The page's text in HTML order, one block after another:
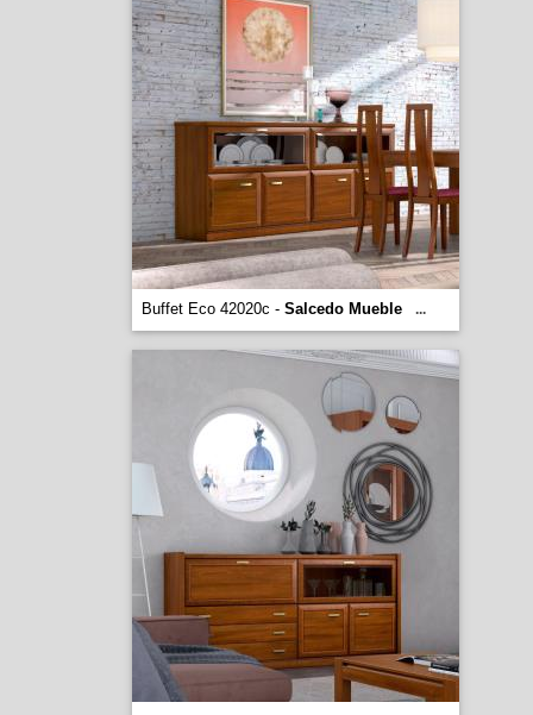
Buffet Eco 42020c - Salcedo Mueble ...